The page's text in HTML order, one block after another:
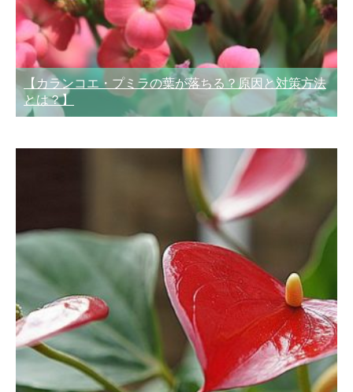
【カランコエ・プミラの葉が落ちる？原因と対策方法
とは？】